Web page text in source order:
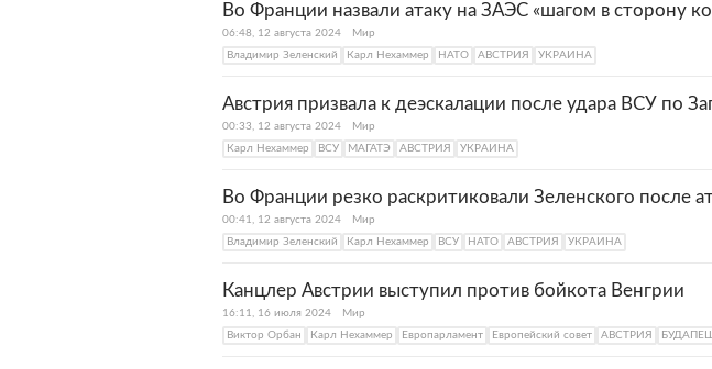
Во Франции назвали атаку на ЗАЭС «шагом в сторону
06:48, 12 августа 2024
Мир
Владимир Зеленский
Карл Нехаммер НАТО АВСТРИЯ УКРАИНА
Австрия призвала к деэскалации после удара ВСУ по
00:33, 12 августа 2024
Мир
Карл Нехаммер
ВСУ МАГАТЭ АВСТРИЯ УКРАИНА
Во Франции резко раскритиковали Зеленского после
00:41, 12 августа 2024
Мир
Владимир Зеленский
Карл Нехаммер ВСУ НАТО АВСТРИЯ УКРАИНА
Канцлер Австрии выступил против бойкота Венгрии
16:11, 16 июля 2024
Мир
Виктор Орбан
Карл Нехаммер Европарламент Европейский совет АВСТРИЯ